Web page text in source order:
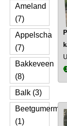
Ameland
(7)
Appelscha
(7)
Bakkeveen
(8)
Balk (3)
(1)